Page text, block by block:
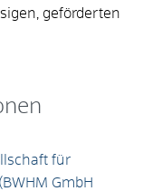
geförderten
für
GmbH